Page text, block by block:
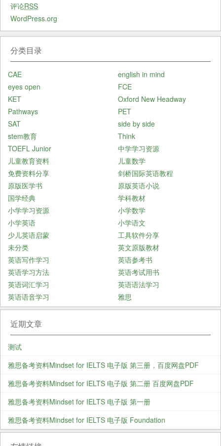
评论RSS
WordPress.org
分类目录
CAE
english in mind
eyes open
FCE
KET
Oxford New Headway
Pathways
PET
SAT
side by side
stem教育
Think
TOEFL Junior
中学学习资源
儿童教育资料
儿童数学
免费资料分享
剑桥国际英语教程
原版医学书
原版英语小说
国学经典
学科教材
小学学习资源
小学数学
小学英语
小学语文
少儿英语启蒙
工具软件分享
未分类
英文原版教材
英语写作学习
英语参考书
英语学习方法
英语考试用书
英语词汇学习
英语语法学习
英语语音学习
雅思
近期文章
测试
雅思备考资料Mindset for IELTS 电子版 第三册，百度网盘PDF
雅思备考资料Mindset for IELTS 电子版 第二册 百度网盘PDF
雅思备考资料Mindset for IELTS 电子版 第一册
雅思备考资料Mindset for IELTS 电子版 Foundation